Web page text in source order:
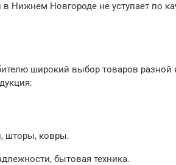
Нижнем Новгороде не уступает по
широкий выбор товаров разной
шторы, ковры.
бытовая техника.